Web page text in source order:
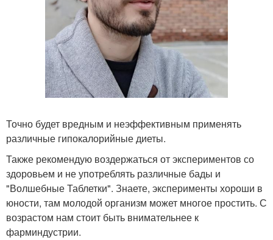
Точно будет вредным и неэффективным применять
различные гипокалорийные диеты.
Также рекомендую воздержаться от экспериментов со
здоровьем и не употреблять различные бады и
"Волшебные Таблетки". Знаете, эксперименты хороши в
юности, там молодой организм может многое простить. С
возрастом нам стоит быть внимательнее к
фарминдустрии.